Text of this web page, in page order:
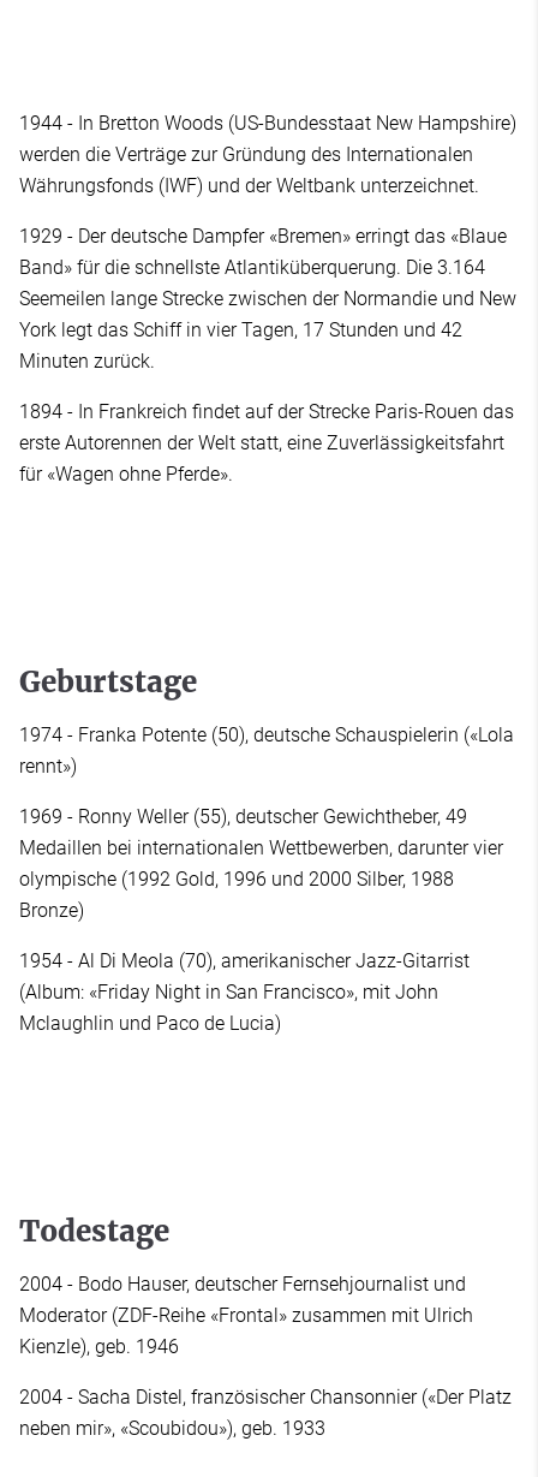
1944 - In Bretton Woods (US-Bundesstaat New Hampshire)
werden die Verträge zur Gründung des Internationalen
Währungsfonds (IWF) und der Weltbank unterzeichnet.
1929 - Der deutsche Dampfer «Bremen» erringt das «Blaue
Band» für die schnellste Atlantiküberquerung. Die 3.164
Seemeilen lange Strecke zwischen der Normandie und New
York legt das Schiff in vier Tagen, 17 Stunden und 42
Minuten zurück.
1894 - In Frankreich findet auf der Strecke Paris-Rouen das
erste Autorennen der Welt statt, eine Zuverlässigkeitsfahrt
für «Wagen ohne Pferde».
Geburtstage
1974 - Franka Potente (50), deutsche Schauspielerin («Lola
rennt»)
1969 - Ronny Weller (55), deutscher Gewichtheber, 49
Medaillen bei internationalen Wettbewerben, darunter vier
olympische (1992 Gold, 1996 und 2000 Silber, 1988
Bronze)
1954 - Al Di Meola (70), amerikanischer Jazz-Gitarrist
(Album: «Friday Night in San Francisco», mit John
Mclaughlin und Paco de Lucia)
Todestage
2004 - Bodo Hauser, deutscher Fernsehjournalist und
Moderator (ZDF-Reihe «Frontal» zusammen mit Ulrich
Kienzle), geb. 1946
2004 - Sacha Distel, französischer Chansonnier («Der Platz
neben mir», «Scoubidou»), geb. 1933